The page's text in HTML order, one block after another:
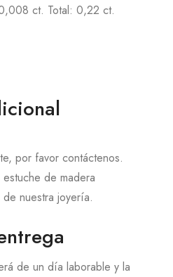
ct. Total: 0,22 ct.
por favor contáctenos.
de madera
nuestra joyería.
de un día laborable y la